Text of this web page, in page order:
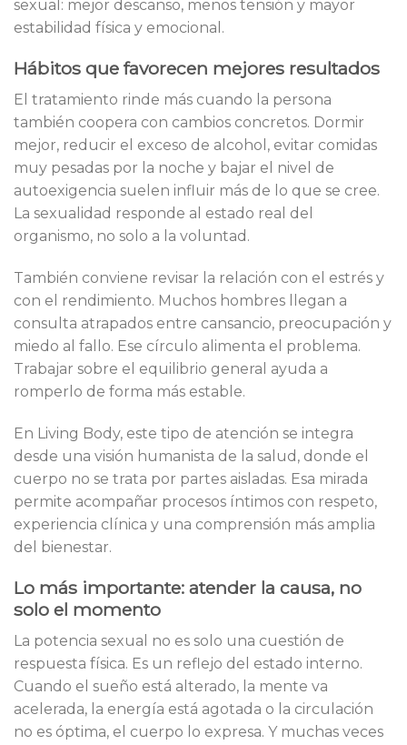
sexual: mejor descanso, menos tensión y mayor
estabilidad física y emocional.
Hábitos que favorecen mejores resultados
El tratamiento rinde más cuando la persona
también coopera con cambios concretos. Dormir
mejor, reducir el exceso de alcohol, evitar comidas
muy pesadas por la noche y bajar el nivel de
autoexigencia suelen influir más de lo que se cree.
La sexualidad responde al estado real del
organismo, no solo a la voluntad.
También conviene revisar la relación con el estrés y
con el rendimiento. Muchos hombres llegan a
consulta atrapados entre cansancio, preocupación y
miedo al fallo. Ese círculo alimenta el problema.
Trabajar sobre el equilibrio general ayuda a
romperlo de forma más estable.
En Living Body, este tipo de atención se integra
desde una visión humanista de la salud, donde el
cuerpo no se trata por partes aisladas. Esa mirada
permite acompañar procesos íntimos con respeto,
experiencia clínica y una comprensión más amplia
del bienestar.
Lo más importante: atender la causa, no
solo el momento
La potencia sexual no es solo una cuestión de
respuesta física. Es un reflejo del estado interno.
Cuando el sueño está alterado, la mente va
acelerada, la energía está agotada o la circulación
no es óptima, el cuerpo lo expresa. Y muchas veces